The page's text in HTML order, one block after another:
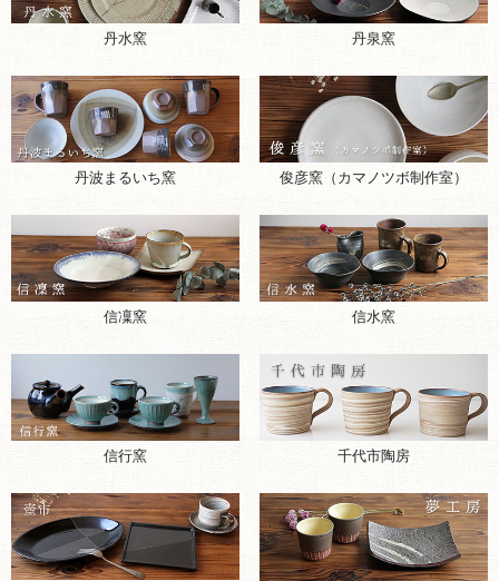
丹水窯 丹泉窯
丹波まるいち窯 俊彦窯（カマノツボ制作室）
信凜窯 信水窯
信行窯 千代市陶房